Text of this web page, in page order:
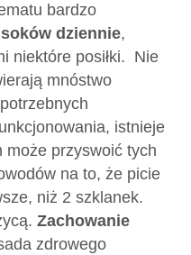
bardzo
dziennie,
niektóre posiłki. Nie
mnóstwo
istnieje
może przyswoić tych
na to, że picie
niż 2 szklanek.
Zachowanie
zdrowego